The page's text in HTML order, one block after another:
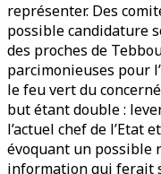
représenter. Des
possible candidature
des proches de
parcimonieuses pour
le feu vert du
but étant double :
l’actuel chef de l’Etat
évoquant un possible
information qui ferait